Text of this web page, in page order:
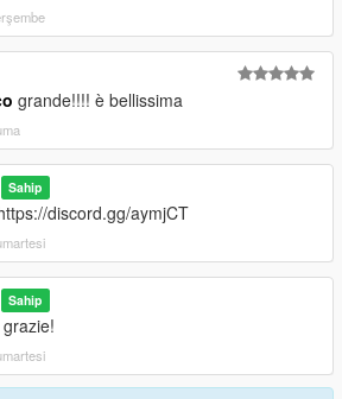
grande!!!! è bellissima
Sahip
discord.gg/aymjCT
Sahip
grazie!